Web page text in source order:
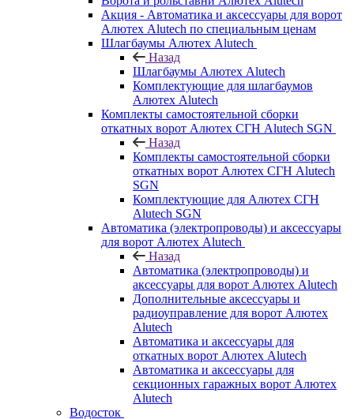
Акция - Автоматика и аксессуары для ворот
Алютех Alutech по специальным ценам
Шлагбаумы Алютех Alutech
Назад
Шлагбаумы Алютех Alutech
Комплектующие для шлагбаумов
Алютех Alutech
Комплекты самостоятельной сборки
откатных ворот Алютех СГН Alutech SGN
Назад
Комплекты самостоятельной сборки
откатных ворот Алютех СГН Alutech
SGN
Комплектующие для Алютех СГН
Alutech SGN
Автоматика (электропроводы) и аксессуары
для ворот Алютех Alutech
Назад
Автоматика (электропроводы) и
аксессуары для ворот Алютех Alutech
Дополнительные аксессуары и
радиоуправление для ворот Алютех
Alutech
Автоматика и аксессуары для
откатных ворот Алютех Alutech
Автоматика и аксессуары для
секционных гаражных ворот Алютех
Alutech
Водосток